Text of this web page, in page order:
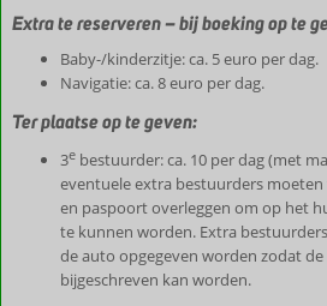
Extra te reserveren – bij boeking op te
Baby-/kinderzitje: ca. 5 euro per dag.
Navigatie: ca. 8 euro per dag.
Ter plaatse op te geven:
3e bestuurder: ca. 10 per dag (met
eventuele extra bestuurders
en paspoort overleggen om op het
te kunnen worden. Extra
de auto opgegeven worden zodat
bijgeschreven kan worden.